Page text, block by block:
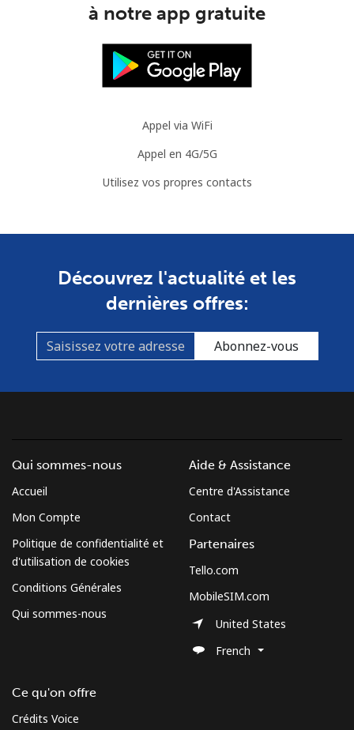
à notre app gratuite
Appel via WiFi
Appel en 4G/5G
Utilisez vos propres contacts
Découvrez l'actualité et les
dernières offres:
Abonnez-vous
Qui sommes-nous
Accueil
Mon Compte
Politique de confidentialité et
d'utilisation de cookies
Conditions Générales
Qui sommes-nous
Ce qu'on offre
Crédits Voice
Aide & Assistance
Centre d'Assistance
Contact
Partenaires
Tello.com
MobileSIM.com
United States
French